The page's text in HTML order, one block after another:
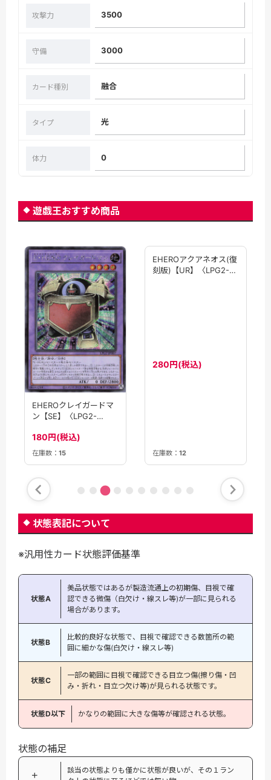
攻撃力 3500
守備 3000
カード種別 融合
タイプ 光
体力 0
遊戯王おすすめ商品
EHEROクレイガードマ
ン【SE】〈LPG2-
180円(税込)
在庫数： 15
EHEROアクアネオス(復
刻版)【UR】〈LPG2-
280円(税込)
在庫数： 12
状態表記について
※汎用性カード状態評価基準
状態A
美品状態ではあるが製造流通上の初期傷、目視で確
認できる微傷（白欠け・線スレ等)が一部に見られる
場合があります。
状態B
比較的良好な状態で、目視で確認できる数箇所の範
囲に細かな傷(白欠け・線スレ等)
状態C
一部の範囲に目視で確認できる目立つ傷(擦り傷・凹
み・折れ・目立つ欠け等)が見られる状態です。
状態D以下 かなりの範囲に大きな傷等が確認される状態。
状態の補足
＋
該当の状態よりも僅かに状態が良いが、その１ラン